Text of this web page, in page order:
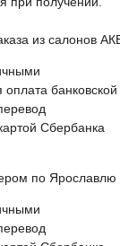
из салонов
оплата банковской
Сбербанка
по Ярославлю